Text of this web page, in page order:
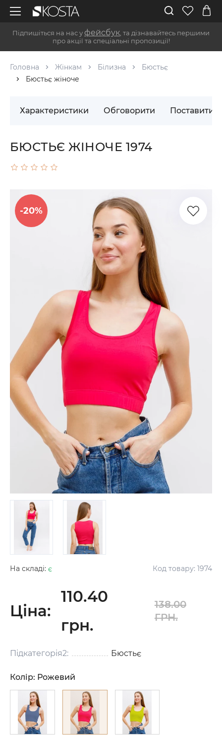
Підпишіться на нас у фейсбук , та дізнавайтесь першими
про акції та спеціальні пропозиції!
Головна Жінкам Білизна
Бюстьє
Бюстьє жіноче
Характеристики Обговорити Поставити
БЮСТЬЄ ЖІНОЧЕ 1974
-20%
На складі: є Код товару: 1974
Ціна:
110.40
грн.
138.00
ГРН.
Підкатегорія2: Бюстьє
Колір: Рожевий